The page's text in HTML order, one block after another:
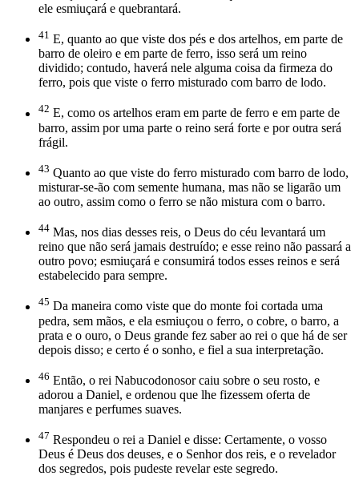
ele esmiuçará e quebrantará.
41 E, quanto ao que viste dos pés e dos artelhos, em parte de
barro de oleiro e em parte de ferro, isso será um reino
dividido; contudo, haverá nele alguma coisa da firmeza do
ferro, pois que viste o ferro misturado com barro de lodo.
42 E, como os artelhos eram em parte de ferro e em parte de
barro, assim por uma parte o reino será forte e por outra será
frágil.
43 Quanto ao que viste do ferro misturado com barro de lodo,
misturar-se-ão com semente humana, mas não se ligarão um
ao outro, assim como o ferro se não mistura com o barro.
44 Mas, nos dias desses reis, o Deus do céu levantará um
reino que não será jamais destruído; e esse reino não passará a
outro povo; esmiuçará e consumirá todos esses reinos e será
estabelecido para sempre.
45 Da maneira como viste que do monte foi cortada uma
pedra, sem mãos, e ela esmiuçou o ferro, o cobre, o barro, a
prata e o ouro, o Deus grande fez saber ao rei o que há de ser
depois disso; e certo é o sonho, e fiel a sua interpretação.
46 Então, o rei Nabucodonosor caiu sobre o seu rosto, e
adorou a Daniel, e ordenou que lhe fizessem oferta de
manjares e perfumes suaves.
47 Respondeu o rei a Daniel e disse: Certamente, o vosso
Deus é Deus dos deuses, e o Senhor dos reis, e o revelador
dos segredos, pois pudeste revelar este segredo.